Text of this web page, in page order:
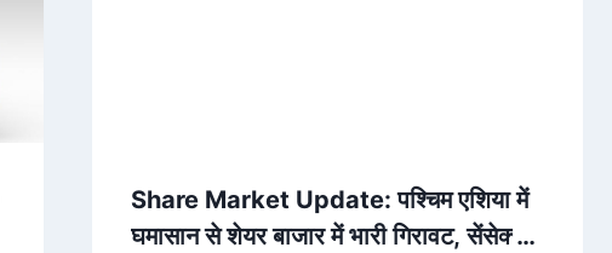
Share Market Update: पश्चिम एशिया में
घमासान से शेयर बाजार में भारी गिरावट, सेंसेक्स